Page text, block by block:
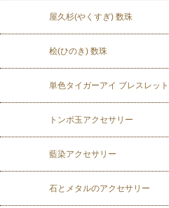
屋久杉(やくすぎ) 数珠
桧(ひのき) 数珠
単色タイガーアイ ブレスレット
トンボ玉アクセサリー
藍染アクセサリー
石とメタルのアクセサリー